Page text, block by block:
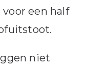
een half
niet